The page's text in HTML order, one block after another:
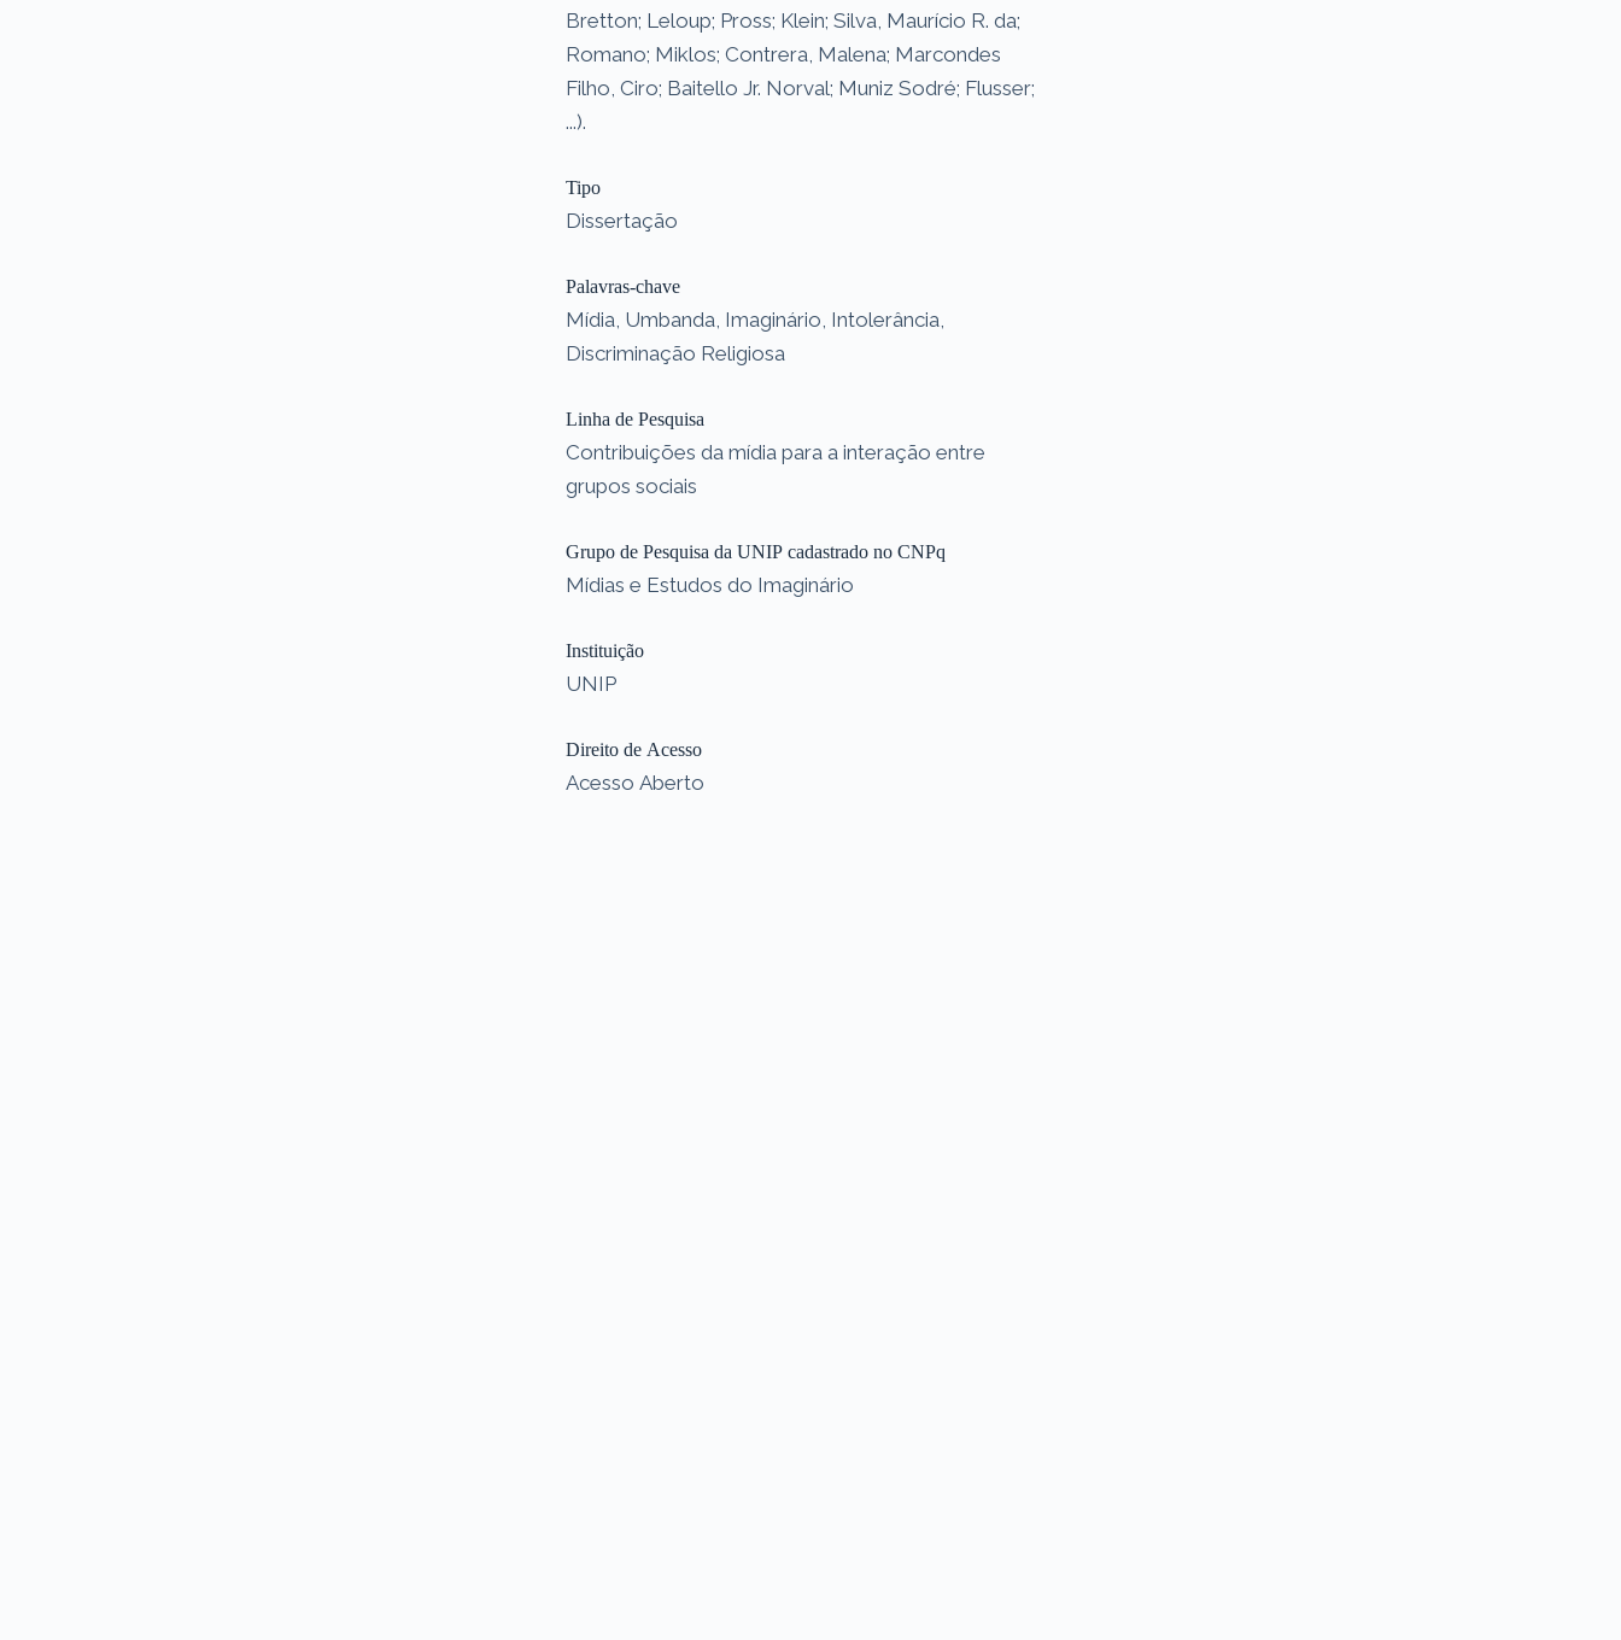
Bretton; Leloup; Pross; Klein; Silva, Maurício R. da;
Romano; Miklos; Contrera, Malena; Marcondes
Filho, Ciro; Baitello Jr. Norval; Muniz Sodré; Flusser;
...).
Tipo
Dissertação
Palavras-chave
Mídia, Umbanda, Imaginário, Intolerância,
Discriminação Religiosa
Linha de Pesquisa
Contribuições da mídia para a interação entre
grupos sociais
Grupo de Pesquisa da UNIP cadastrado no CNPq
Mídias e Estudos do Imaginário
Instituição
UNIP
Direito de Acesso
Acesso Aberto